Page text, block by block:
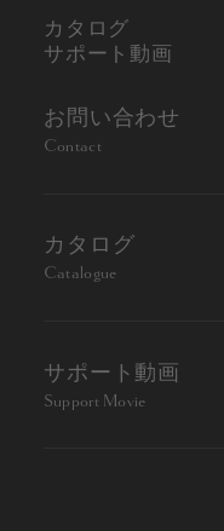
カタログ
サポート動画
お問い合わせ
Contact
カタログ
Catalogue
サポート動画
Support Movie